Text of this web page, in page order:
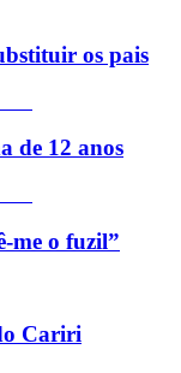
os pais
de 12 anos
me o fuzil”
Cariri